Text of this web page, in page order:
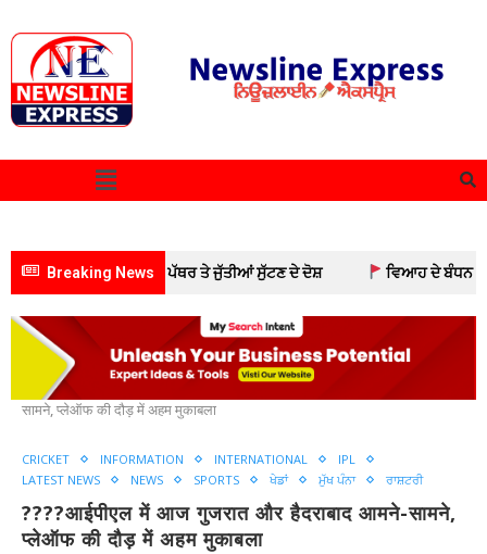
Breaking News
ਦਾ ਘਿਰਾਓ; ਕਾਰ ਉੱਤੇ ਪੱਥਰ ਤੇ ਜੁੱਤੀਆਂ ਸੁੱਟਣ ਦੇ ਦੋਸ਼ ਵਿਆਹ ਦੇ ਬੰਧਨ ‘ਚ ਬੱਝੇ
Home Cricket
????आईपीएल में आज गुजरात और हैदराबाद आमने-
सामने, प्लेऑफ की दौड़ में अहम मुकाबला
CRICKET INFORMATION INTERNATIONAL
IPL
LATEST NEWS
NEWS SPORTS ਖੇਡਾਂ ਮੁੱਖ ਪੰਨਾ ਰਾਸ਼ਟਰੀ
????आईपीएल में आज गुजरात और हैदराबाद आमने-सामने,
प्लेऑफ की दौड़ में अहम मुकाबला